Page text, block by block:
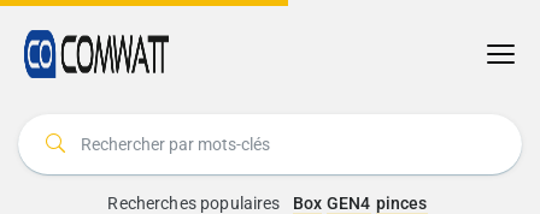
Recherches populaires Box GEN4 pinces